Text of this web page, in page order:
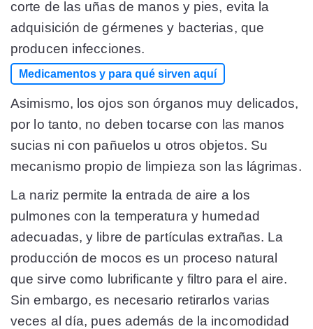
corte de las uñas de manos y pies, evita la
adquisición de gérmenes y bacterias, que
producen infecciones.
Medicamentos y para qué sirven aquí
Asimismo, los ojos son órganos muy delicados,
por lo tanto, no deben tocarse con las manos
sucias ni con pañuelos u otros objetos. Su
mecanismo propio de limpieza son las lágrimas.
La nariz permite la entrada de aire a los
pulmones con la temperatura y humedad
adecuadas, y libre de partículas extrañas. La
producción de mocos es un proceso natural
que sirve como lubrificante y filtro para el aire.
Sin embargo, es necesario retirarlos varias
veces al día, pues además de la incomodidad